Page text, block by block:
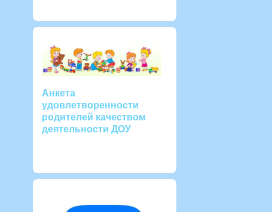
Анкета
удовлетворенности
родителей качеством
деятельности ДОУ